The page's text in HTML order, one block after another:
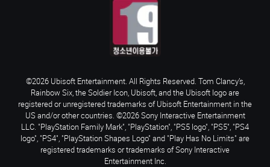
©2026 Ubisoft Entertainment. All Rights Reserved. Tom Clancy’s,
Rainbow Six, the Soldier Icon, Ubisoft, and the Ubisoft logo are
registered or unregistered trademarks of Ubisoft Entertainment in the
US and/or other countries. ©2026 Sony Interactive Entertainment
LLC. "PlayStation Family Mark", "PlayStation", "PS5 logo", "PS5", "PS4
logo", "PS4", "PlayStation Shapes Logo" and "Play Has No Limits" are
registered trademarks or trademarks of Sony Interactive
Entertainment Inc.